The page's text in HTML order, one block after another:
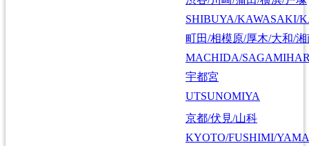
SHIBUYA/KAWASAKI/
町田/相模原/厚木/大和/湘
MACHIDA/
宇都宮
UTSUNOMIYA
京都/伏見/山科
KYOTO/FUSHIMI/